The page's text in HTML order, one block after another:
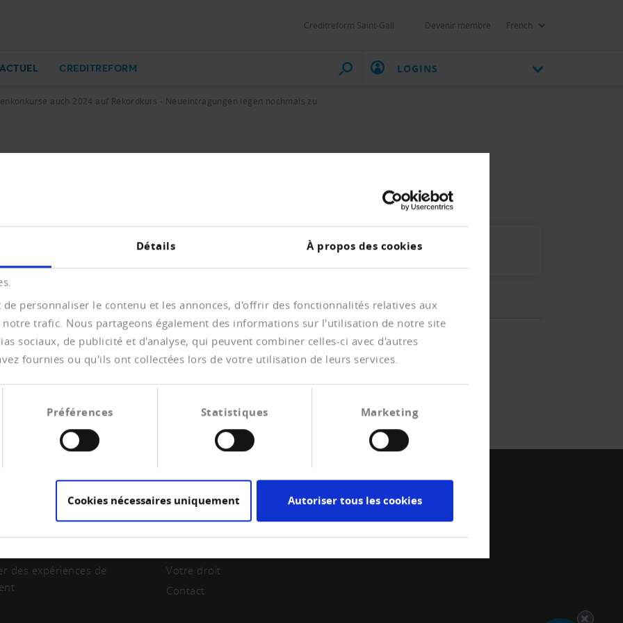
Détails À propos des cookies
personnaliser le contenu et les annonces, d'offrir des fonctionnalités relatives aux
notre trafic. Nous partageons également des informations sur l'utilisation de notre site
sociaux, de publicité et d'analyse, qui peuvent combiner celles-ci avec d'autres
fournies ou qu'ils ont collectées lors de votre utilisation de leurs services.
Préférences Statistiques Marketing
Cookies nécessaires uniquement Autoriser tous les cookies
Creditreform Saint-Gall Devenir membre French
ACTUEL CREDITREFORM LOGINS
auch 2024 auf Rekordkurs - Neueintragungen legen nochmals zu
auf Rekordkurs - Neueintragungen legen nochmals zu
und Löschungen mit Vorjahresvergleich.
des expériences de
CREDITREFORM
Votre droit
Contact